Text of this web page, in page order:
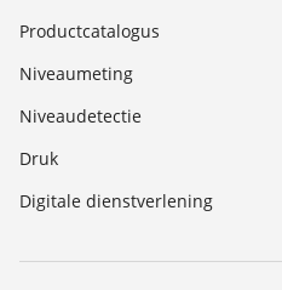
Productcatalogus
Niveaumeting
Niveaudetectie
Druk
Digitale dienstverlening